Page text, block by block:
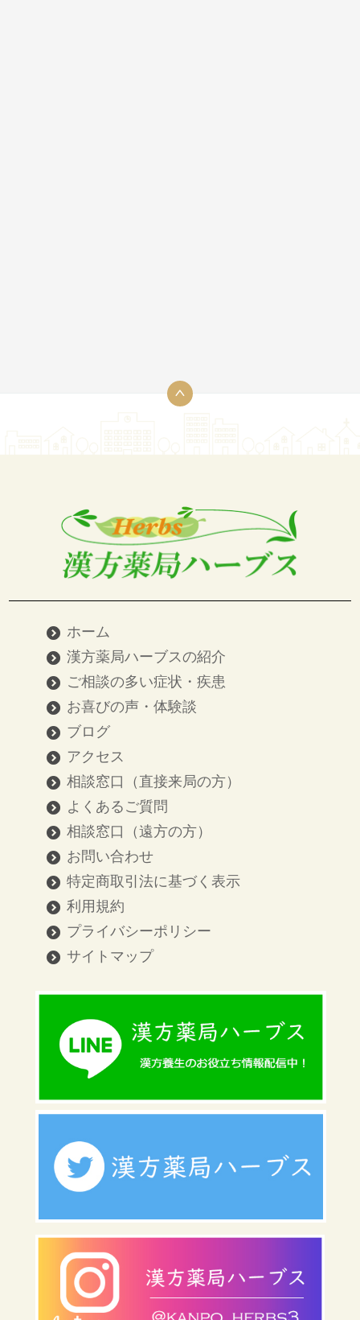
ホーム
漢方薬局ハーブスの紹介
ご相談の多い症状・疾患
お喜びの声・体験談
ブログ
アクセス
相談窓口（直接来局の方）
よくあるご質問
相談窓口（遠方の方）
お問い合わせ
特定商取引法に基づく表示
利用規約
プライバシーポリシー
サイトマップ